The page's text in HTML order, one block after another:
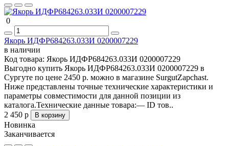
0
Якорь ИДФР684263.033И 0200007229
в наличии
Код товара: Якорь ИДФР684263.033И 0200007229
Выгодно купить Якорь ИДФР684263.033И 0200007229 в
Сургуте по цене 2450 р. можно в магазине SurgutZapchast.
Ниже представлены точные технические характеристики и
параметры совместимости для данной позиции из
каталога.Технические данные товара:— ID тов..
2 450 р
В корзину
Новинка
Заканчивается